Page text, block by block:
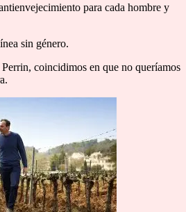
para cada hombre y
sin género.
coincidimos en que no queríamos